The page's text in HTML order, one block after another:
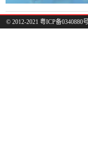
© 2012-2021 粤ICP备0340880